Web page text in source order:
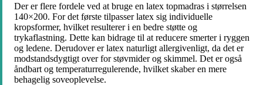
Der er flere fordele ved at bruge en latex topmadras i størrelsen
140×200. For det første tilpasser latex sig individuelle
kropsformer, hvilket resulterer i en bedre støtte og
trykaflastning. Dette kan bidrage til at reducere smerter i ryggen
og ledene. Derudover er latex naturligt allergivenligt, da det er
modstandsdygtigt over for støvmider og skimmel. Det er også
åndbart og temperaturregulerende, hvilket skaber en mere
behagelig soveoplevelse.